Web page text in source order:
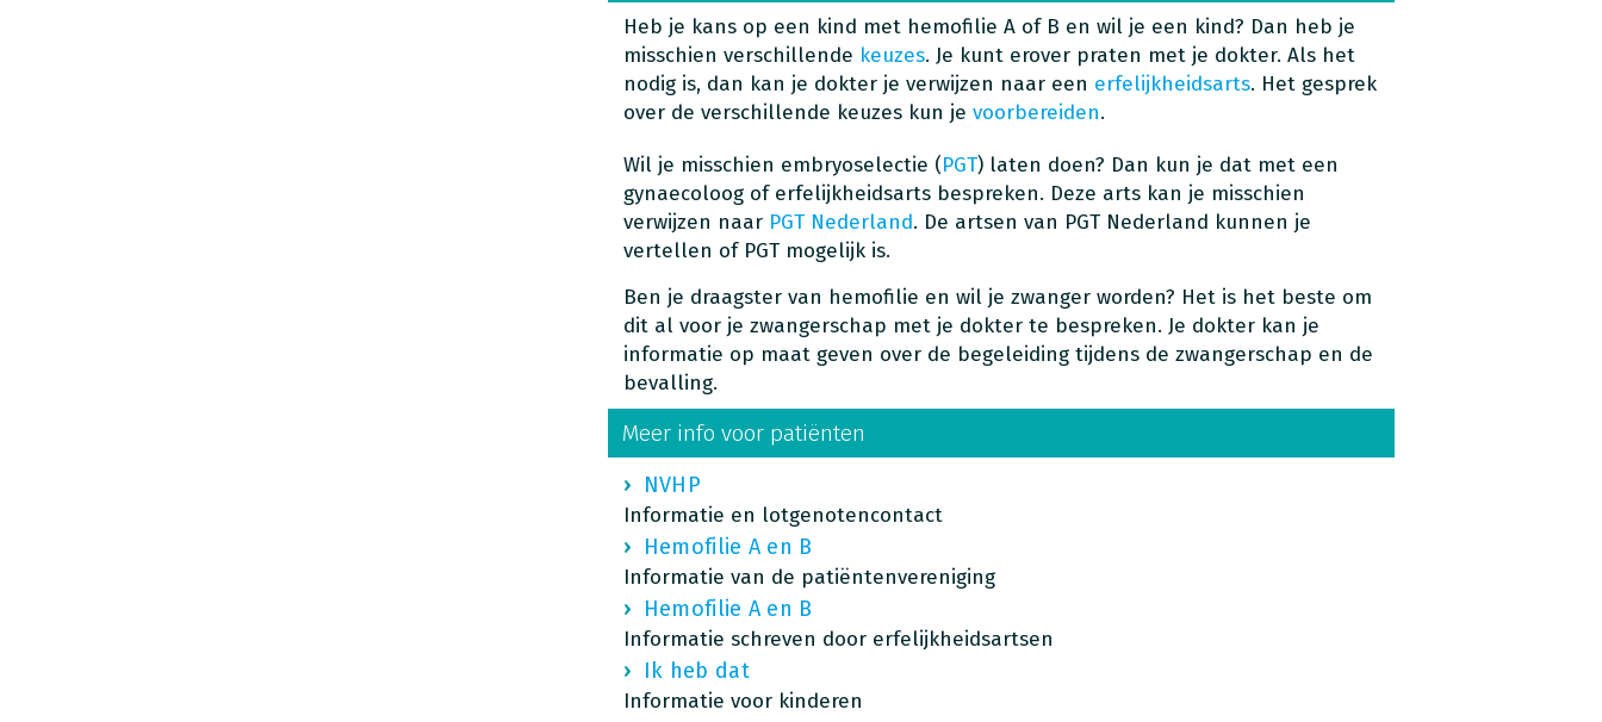
Heb je kans op een kind met hemofilie A of B en wil je een kind? Dan heb je
misschien verschillende keuzes. Je kunt erover praten met je dokter. Als het
nodig is, dan kan je dokter je verwijzen naar een erfelijkheidsarts. Het gesprek
over de verschillende keuzes kun je voorbereiden.
Wil je misschien embryoselectie (PGT) laten doen? Dan kun je dat met een
gynaecoloog of erfelijkheidsarts bespreken. Deze arts kan je misschien
verwijzen naar PGT Nederland. De artsen van PGT Nederland kunnen je
vertellen of PGT mogelijk is.
Ben je draagster van hemofilie en wil je zwanger worden? Het is het beste om
dit al voor je zwangerschap met je dokter te bespreken. Je dokter kan je
informatie op maat geven over de begeleiding tijdens de zwangerschap en de
bevalling.
Meer info voor patiënten
NVHP
Informatie en lotgenotencontact
Hemofilie A en B
Informatie van de patiëntenvereniging
Hemofilie A en B
Informatie schreven door erfelijkheidsartsen
Ik heb dat
Informatie voor kinderen